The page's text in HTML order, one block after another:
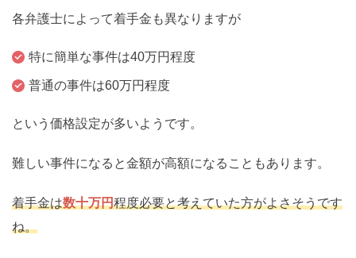
各弁護士によって着手金も異なりますが
特に簡単な事件は40万円程度
普通の事件は60万円程度
という価格設定が多いようです。
難しい事件になると金額が高額になることもあります。
着手金は数十万円程度必要と考えていた方がよさそうです
ね。